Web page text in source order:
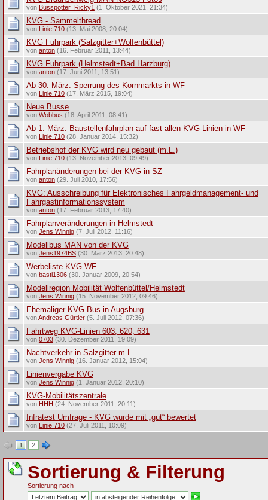
von Busspotter_Ricky1(1. Oktober 2021, 21:34)
KVG - Sammelthread
von Linie 710(13. Mai 2008, 20:04)
KVG Fuhrpark (Salzgitter+Wolfenbüttel)
von anton(16. Februar 2011, 13:44)
KVG Fuhrpark (Helmstedt+Bad Harzburg)
von anton(17. Juni 2011, 13:51)
Ab 30. März: Sperrung des Kornmarkts in WF
von Linie 710(17. März 2015, 19:04)
Neue Busse
von Wobbus (18. April 2011, 08:41)
Ab 1. März: Baustellenfahrplan auf fast allen KVG-Linien in WF
von Linie 710(28. Januar 2014, 15:32)
Betriebshof der KVG wird neu gebaut (m.L.)
von Linie 710(13. November 2013, 09:49)
Fahrplanänderungen bei der KVG in SZ
von anton(29. Juli 2010, 17:56)
KVG: Ausschreibung für Elektronisches Fahrgeldmanagement- und
Fahrgastinformationssystem
von anton(17. Februar 2013, 17:40)
Fahrplanveränderungen in Helmstedt
von Jens Winnig(7. Juli 2012, 11:16)
Modellbus MAN von der KVG
von Jens1974BS(30. März 2013, 20:48)
Werbeliste KVG WF
von basti1306(30. Januar 2009, 20:54)
Modellregion Mobilität Wolfenbüttel/Helmstedt
von Jens Winnig(15. November 2012, 09:46)
Ehemaliger KVG Bus in Augsburg
vonAndreas Gürtler(5. Juli 2012, 07:36)
Fahrtweg KVG-Linien 603, 620, 631
von 0703(30. Dezember 2011, 19:09)
Nachtverkehr in Salzgitter m.L.
von Jens Winnig(16. Januar 2012, 15:04)
Linienvergabe KVG
von Jens Winnig(1. Januar 2012, 20:10)
KVG-Mobilitätszentrale
von HHH (24. November 2011, 20:11)
Infratest Umfrage - KVG wurde mit „gut“ bewertet
von Linie 710(27. Juli 2011, 10:09)
1 2
Sortierung & Filterung
Sortierung nach